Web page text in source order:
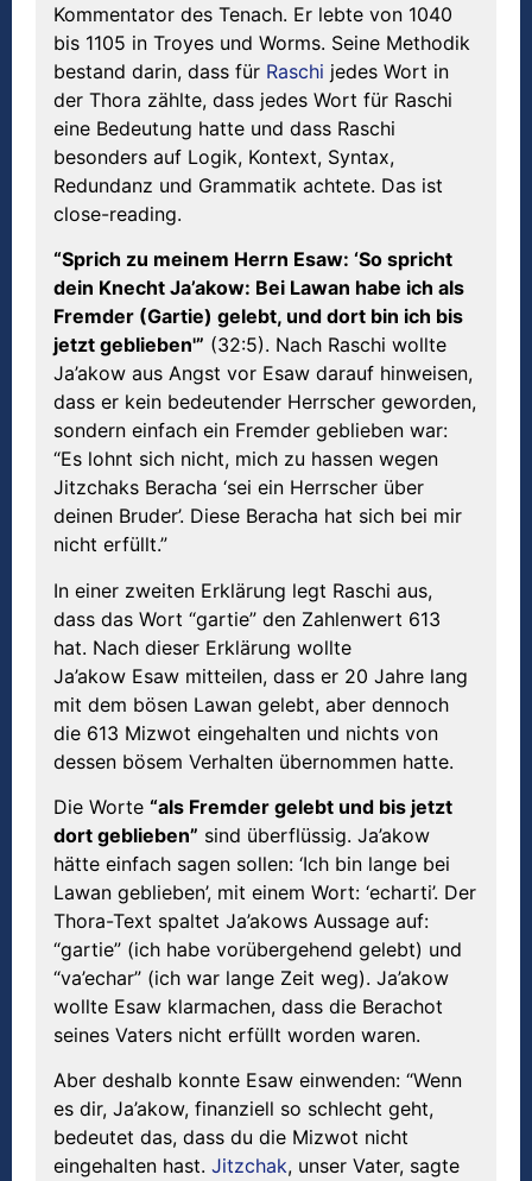
Kommentator des Tenach. Er lebte von 1040
bis 1105 in Troyes und Worms. Seine Methodik
bestand darin, dass für Raschi jedes Wort in
der Thora zählte, dass jedes Wort für Raschi
eine Bedeutung hatte und dass Raschi
besonders auf Logik, Kontext, Syntax,
Redundanz und Grammatik achtete. Das ist
close-reading.
“Sprich zu meinem Herrn Esaw: ‘So spricht
dein Knecht Ja’akow: Bei Lawan habe ich als
Fremder (Gartie) gelebt, und dort bin ich bis
jetzt geblieben'” (32:5). Nach Raschi wollte
Ja’akow aus Angst vor Esaw darauf hinweisen,
dass er kein bedeutender Herrscher geworden,
sondern einfach ein Fremder geblieben war:
“Es lohnt sich nicht, mich zu hassen wegen
Jitzchaks Beracha ‘sei ein Herrscher über
deinen Bruder’. Diese Beracha hat sich bei mir
nicht erfüllt.”
In einer zweiten Erklärung legt Raschi aus,
dass das Wort “gartie” den Zahlenwert 613
hat. Nach dieser Erklärung wollte
Ja’akow Esaw mitteilen, dass er 20 Jahre lang
mit dem bösen Lawan gelebt, aber dennoch
die 613 Mizwot eingehalten und nichts von
dessen bösem Verhalten übernommen hatte.
Die Worte “als Fremder gelebt und bis jetzt
dort geblieben” sind überflüssig. Ja’akow
hätte einfach sagen sollen: ‘Ich bin lange bei
Lawan geblieben’, mit einem Wort: ‘echarti’. Der
Thora-Text spaltet Ja’akows Aussage auf:
“gartie” (ich habe vorübergehend gelebt) und
“va’echar” (ich war lange Zeit weg). Ja’akow
wollte Esaw klarmachen, dass die Berachot
seines Vaters nicht erfüllt worden waren.
Aber deshalb konnte Esaw einwenden: “Wenn
es dir, Ja’akow, finanziell so schlecht geht,
bedeutet das, dass du die Mizwot nicht
eingehalten hast. Jitzchak, unser Vater, sagte